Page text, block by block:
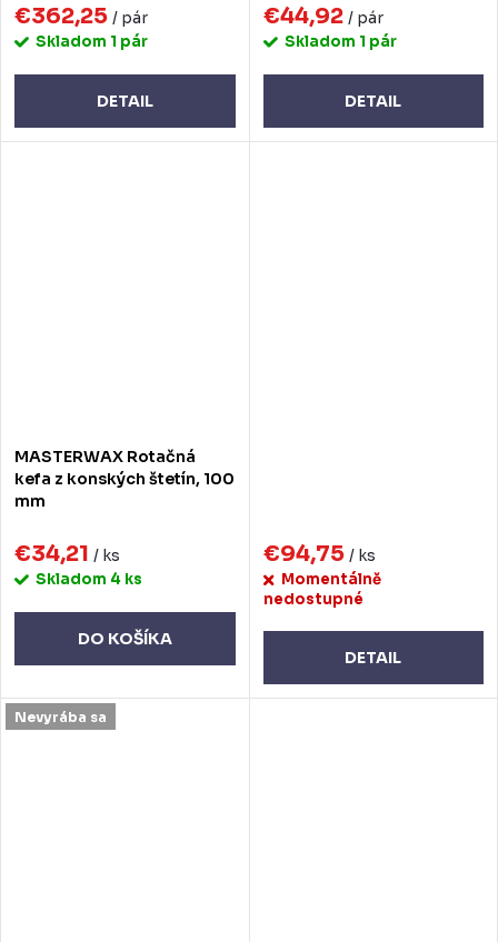
€362,25 / pár
Skladom 1 pár
DETAIL
€44,92 / pár
Skladom 1 pár
DETAIL
MASTERWAX Rotačná
kefa z konských štetín, 100
mm
€34,21 / ks
Skladom 4 ks
DO KOŠÍKA
€94,75 / ks
Momentálně
nedostupné
DETAIL
Nevyrába sa